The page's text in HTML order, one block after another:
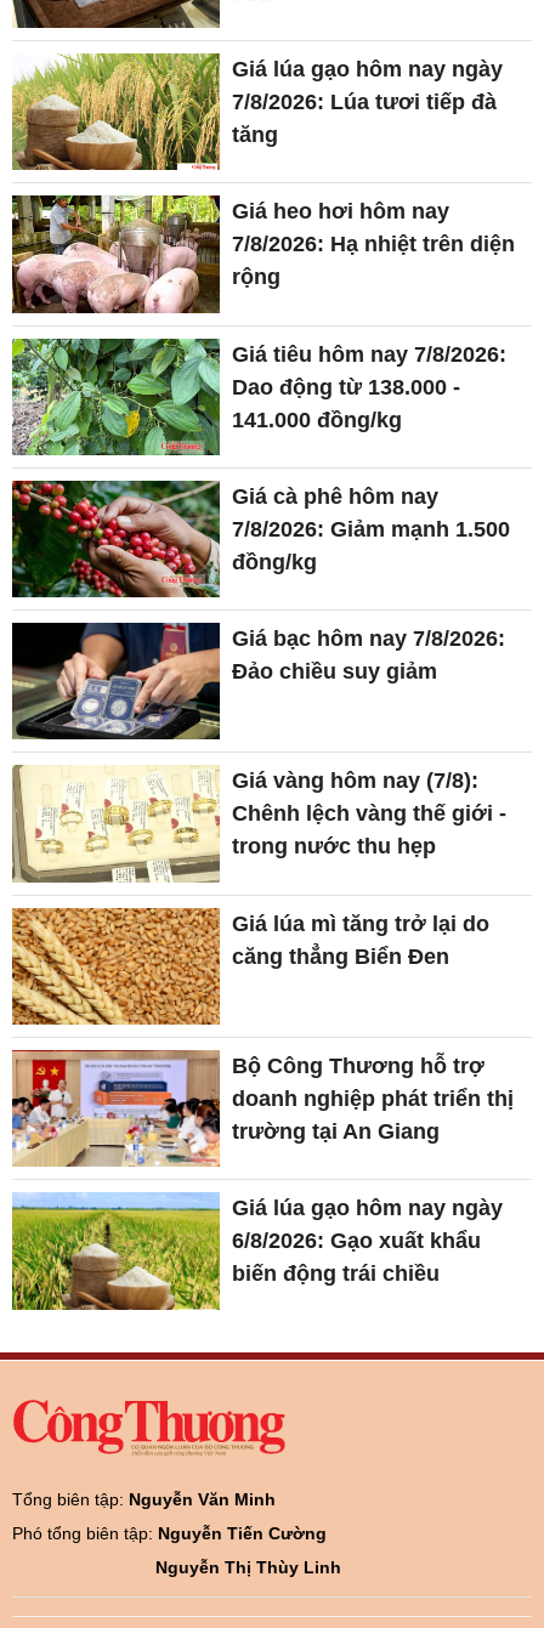
Giá lúa gạo hôm nay ngày
7/8/2026: Lúa tươi tiếp đà
tăng
Giá heo hơi hôm nay
7/8/2026: Hạ nhiệt trên diện
rộng
Giá tiêu hôm nay 7/8/2026:
Dao động từ 138.000 -
141.000 đồng/kg
Giá cà phê hôm nay
7/8/2026: Giảm mạnh 1.500
đồng/kg
Giá bạc hôm nay 7/8/2026:
Đảo chiều suy giảm
Giá vàng hôm nay (7/8):
Chênh lệch vàng thế giới -
trong nước thu hẹp
Giá lúa mì tăng trở lại do
căng thẳng Biển Đen
Bộ Công Thương hỗ trợ
doanh nghiệp phát triển thị
trường tại An Giang
Giá lúa gạo hôm nay ngày
6/8/2026: Gạo xuất khẩu
biến động trái chiều
Tổng biên tập: Nguyễn Văn Minh
Phó tổng biên tập: Nguyễn Tiến Cường
Nguyễn Thị Thùy Linh